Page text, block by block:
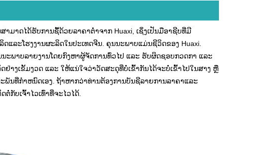
າມາດໄດ້ຮັບການຊື້ດ້ວຍລາຄາຕ່ໍາຈາກ Huaxi, ເຊິ່ງເປັນມືອາຊີບທີ່ມີ
ດແລະໂຮງງານຜະລິດໃນປະເທດຈີນ. ຄຸນນະພາບແມ່ນຊີວິດຂອງ Huaxi.
ະພາບລາຍງານໂດຍກົງຫາຜູ້ຈັດການທົ່ວໄປ ແລະ ຮັບຜິດຊອບກວດກາ ແລະ
ງເຂັ້ມງວດ ແລະ ໃຫ້ແນ່ໃຈວ່າວັດສະດຸທີ່ບໍ່ເຂົ້າກັນໄດ້ຈະບໍ່ເຂົ້າໄປໃນສາງ ຫຼື
ນທີ່ກໍາຫນົດເອງ. ຖ້າ​ຫາກ​ວ່າ​ທ່ານ​ຕ້ອງ​ການ​ບັນ​ຊີ​ລາຍ​ການ​ລາ​ຄາ​ແລະ
ກັບເຈົ້າໄວເທົ່າທີ່ຈະໄວໄດ້.